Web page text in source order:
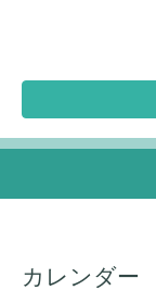
カレンダー